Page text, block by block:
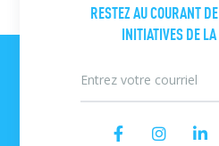
RESTEZ AU COURANT
INITIATIVES DE